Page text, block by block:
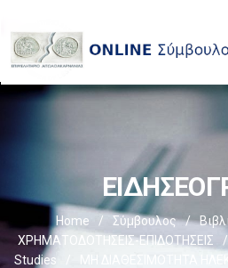
Home / Σύμβουλος /
ΧΡΗΜΑΤΟΔΟΤΗΣΕΙΣ-ΕΠΙΔΟΤΗΣΕΙΣ
/
Studies
ΜΗ ΔΙΑΘΕΣΙΜΟΤΗΤΑ